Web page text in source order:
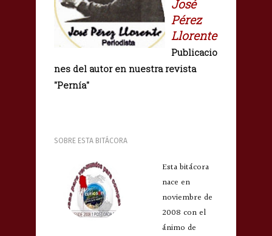
José
Pérez
Llorente
Publicacio
nes del autor en nuestra revista
"Pernía"
SOBRE ESTA BITÁCORA
Esta bitácora
nace en
noviembre de
2008 con el
ánimo de